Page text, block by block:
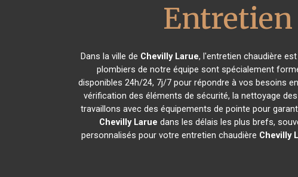
Entretien
Dans la ville de Chevilly Larue, l'entretien chaudière
plombiers de notre équipe sont spécialement
disponibles 24h/24, 7j/7 pour répondre à vos besoins
vérification des éléments de sécurité, la nettoyage
travaillons avec des équipements de pointe pour
Chevilly Larue dans les délais les plus brefs,
personnalisés pour votre entretien chaudière Chevilly